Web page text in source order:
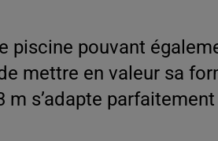
piscine pouvant
mettre en valeur sa
m s’adapte